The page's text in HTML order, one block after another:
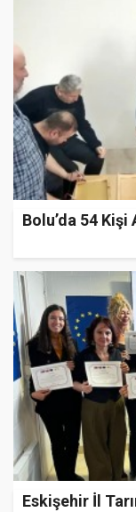
Bolu’da 54 Kişi
Eskişehir İl